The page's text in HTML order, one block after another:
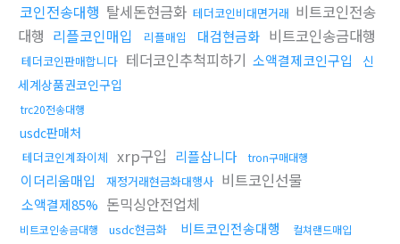
코인전송대행 탈세돈현금화 테더코인비대면거래 비트코인전송
대행 리플코인매입 리플매입 대검현금화 비트코인송금대행
테더코인판매합니다 테더코인추척피하기 소액결제코인구입
신
세계상품권코인구입
trc20전송대행
usdc판매처
테더코인계좌이체 xrp구입 리플삽니다 tron구매대행
이더리움매입 재정거래현금화대행사 비트코인선물
소액결제85% 돈믹싱안전업체
비트코인송금대행 usdc현금화 비트코인전송대행 컬쳐랜드매입